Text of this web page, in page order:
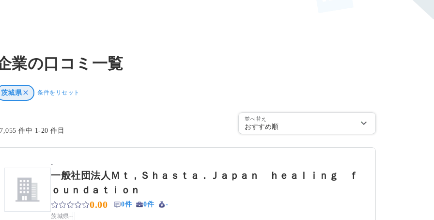
業の口コミ一覧
茨城県 条件をリセット
件中 1-20 件目
並べ替え
おすすめ順
-
一般社団法人Ｍｔ，Ｓｈａｓｔａ．Ｊａｐａｎ ｈｅａｌｉｎｇ ｆ
ｏｕｎｄａｔｉｏｎ
0.00
0件 0件 -
茨城県--